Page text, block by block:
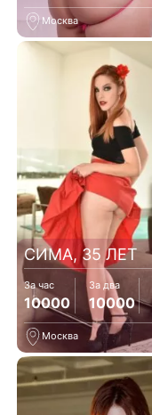
Москва
СИМА, 35 ЛЕТ
За час
10000
За два
10000
Москва